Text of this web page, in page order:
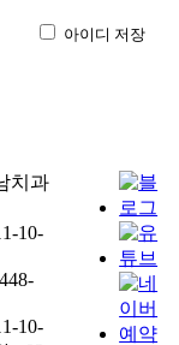
인
아이디 저장
치과